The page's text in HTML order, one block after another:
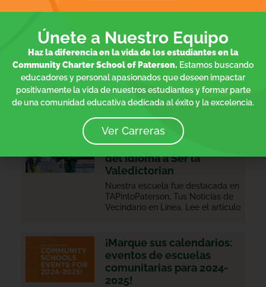
Resumen de Octubre: Un
Historias de Excelencia
El boletín de octubre de CCSP
celebra un inicio increíble del año
escolar, con matrícula completa y
el lanzamiento de un nuevo plan
estratégico de tres años. Entre los
aspectos
El Camino de Excelencia
de María: De las Barreras
del Idioma a Ser la
Valedictorian
Nuestra escuela fue destacada en
TAPintoPaterson, Tus Noticias de
Vecindario en Línea. Lee el artículo
¡Marque sus calendarios:
eventos de escuelas
comunitarias para 2024-
2025!
Únete a Nuestro Equipo
Haz la diferencia en la vida de los estudiantes en la
Community Charter School of Paterson. Estamos buscando
educadores y personal apasionados que deseen impactar
positivamente la vida de nuestros estudiantes y formar parte
de una comunidad educativa dedicada al éxito y la excelencia.
Ver Carreras